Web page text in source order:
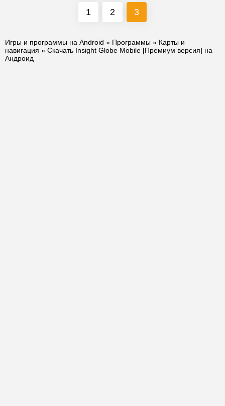
1 2 3
Игры и программы на Android » Программы » Карты и
навигация » Скачать Insight Globe Mobile [Премиум версия] на
Андроид